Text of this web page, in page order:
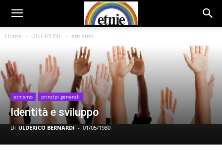
Home DISCIPLINE etnismo
etnismo princìpi generali
Identità e sviluppo
Di ULDERICO BERNARDI - 01/05/1980